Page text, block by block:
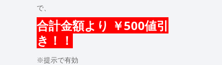
で、
合計金額より ￥500値引
き！！
※提示で有効